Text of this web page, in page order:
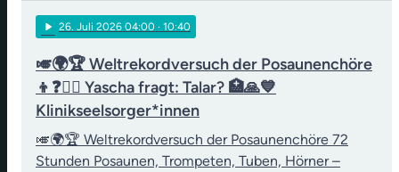
play_arrow 26. Juli 2026 04:00 · 10:40
🎺🌍🏆 Weltrekordversuch der Posaunenchöre
👦❓👨‍⚖️ Yascha fragt: Talar? 🏥🙏💙
Klinikseelsorger*innen
🎺🌍🏆 Weltrekordversuch der Posaunenchöre 72
Stunden Posaunen, Trompeten, Tuben, Hörner –